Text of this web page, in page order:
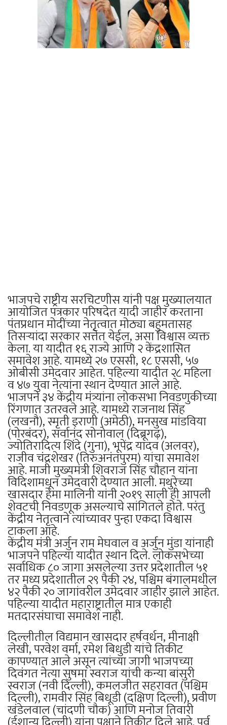
भाजपचे राष्ट्रीय सरचिटणीस यांनी पक्ष मुख्यालयात
आयोजित पत्रकार परिषदेत यादी जाहीर करताना
पंतप्रधान मोदींच्या नेतृत्वात मोठ्या बहुमतासह
तिसऱ्यांदा सरकार सत्तेत येईल, असा विश्वास व्यक्त
केला. या यादीत १६ राज्ये आणि २ केंद्रशासित
समावेश आहे. यामध्ये २७ एससी, १८ एससी, ५७
ओबीसी उमेदवार आहेत. पहिल्या यादीत २८ महिला
व ४७ युवा नेत्यांना स्थान देण्यात आले आहे.
भाजपने ३४ केंद्रीय मंत्र्यांना लोकसभा निवडणुकीच्या
रिंगणात उतरवले आहे. यामध्ये राजनाथ सिंह
(लखनौ), स्मृती इराणी (अमेठी), मनसुख मांडविया
(पोरबंदर), सर्वानंद सोनोवाल (दिब्रूगढ़),
ज्योतिरादित्य शिंदे (गुना), भूपेंद्र यादव (अलवर),
राजीव चंद्रशेखर (तिरुअनंतपुरम) यांचा समावेश
आहे. माजी मुख्यमंत्री शिवराज सिंह चौहान यांना
विदिशामधून उमेदवारी देण्यात आली. मथुरेच्या
खासदार हेमा मालिनी यांनी २०१९ साली ही आपली
शेवटची निवडणूक असल्याचे सांगितले होते. परंतु
केंद्रीय नेतृत्वाने त्यांच्यावर पुन्हा एकदा विश्वास
टाकला आहे.
केंद्रीय मंत्री अर्जुन राम मेघवाल व अर्जुन मुंडा यांनाही
भाजपने पहिल्या यादीत स्थान दिले. लोकसभेच्या
सर्वाधिक ८० जागा असलेल्या उत्तर प्रदेशातील ५१
तर मध्य प्रदेशातील २९ पैकी २४, पश्चिम बंगालमधील
४२ पैकी २० जागांवरील उमेदवार जाहीर झाले आहेत.
पहिल्या यादीत महाराष्ट्रातील मात्र एकाही
मतदारसंघाचा समावेश नाही.
दिल्लीतील विद्यमान खासदार हर्षवर्धन, मीनाक्षी
लेखी, परवेश वर्मा, रमेश बिधुडी यांचे तिकीट
कापण्यात आले असून त्यांच्या जागी भाजपच्या
दिवंगत नेत्या सुषमा स्वराज यांची कन्या बांसुरी
स्वराज (नवी दिल्ली), कमलजीत सहरावत (पश्चिम
दिल्ली), रामवीर सिंह बिधूडी (दक्षिण दिल्ली), प्रवीण
खंडेलवाल (चांदणी चौक) आणि मनोज तिवारी